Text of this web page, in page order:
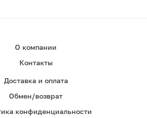
О компании
Контакты
Доставка и оплата
Обмен/возврат
конфиденциальности